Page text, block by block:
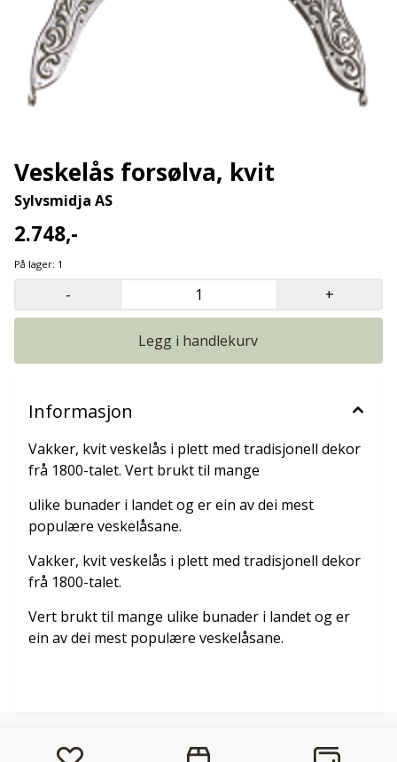
Veskelås forsølva, kvit
Sylvsmidja AS
2.748,-
På lager: 1
- +
Legg i handlekurv
Informasjon
Vakker, kvit veskelås i plett med tradisjonell dekor
frå 1800-talet. Vert brukt til mange
ulike bunader i landet og er ein av dei mest
populære veskelåsane.
Vakker, kvit veskelås i plett med tradisjonell dekor
frå 1800-talet.
Vert brukt til mange ulike bunader i landet og er
ein av dei mest populære veskelåsane.